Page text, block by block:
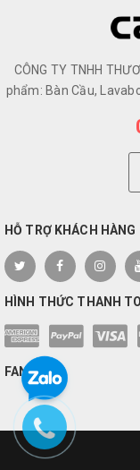
CÔNG TY TNHH
phẩm: Bàn Cầu,
HỖ TRỢ KHÁCH HÀNG
HÌNH THỨC THANH
FANPAGE